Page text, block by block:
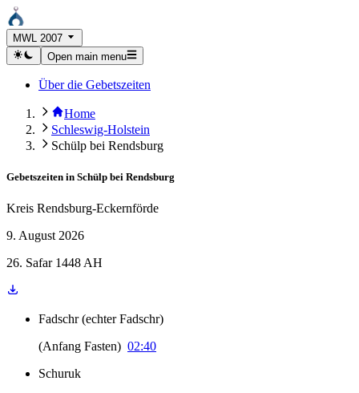
MWL 2007
Open main menu
Über die Gebetszeiten
Home
Schleswig-Holstein
Schülp bei Rendsburg
Gebetszeiten in Schülp bei Rendsburg
Kreis Rendsburg-Eckernförde
9. August 2026
26. Safar 1448 AH
Fadschr (echter Fadschr)
(Anfang Fasten) 02:40
Schuruk